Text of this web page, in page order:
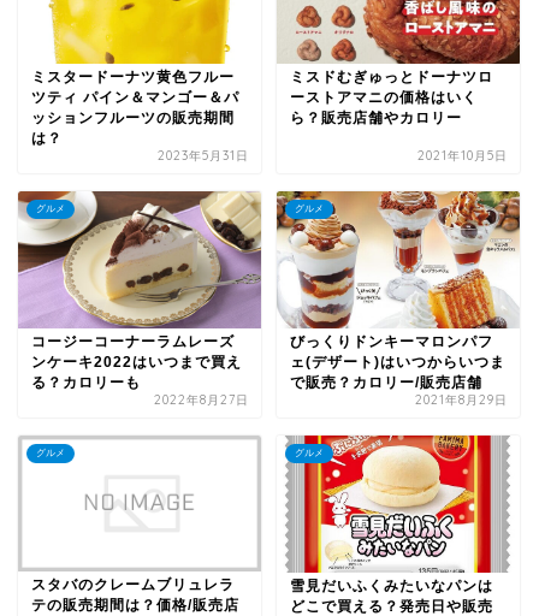
ミスタードーナツ黄色フルー
ツティ パイン＆マンゴー＆パ
ッションフルーツの販売期間
は？
2023年5月31日
ミスドむぎゅっとドーナツロ
ーストアマニの価格はいく
ら？販売店舗やカロリー
2021年10月5日
グルメ
コージーコーナーラムレーズ
ンケーキ2022はいつまで買え
る？カロリーも
2022年8月27日
グルメ
びっくりドンキーマロンパフ
ェ(デザート)はいつからいつま
で販売？カロリー/販売店舗
2021年8月29日
グルメ
スタバのクレームブリュレラ
テの販売期間は？価格/販売店
グルメ
雪見だいふくみたいなパンは
どこで買える？発売日や販売